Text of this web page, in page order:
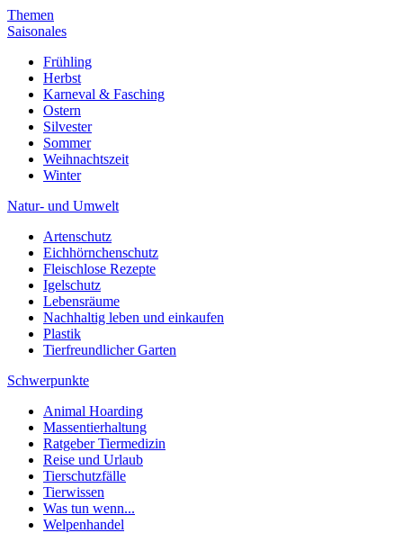
Themen
Saisonales
Frühling
Herbst
Karneval & Fasching
Ostern
Silvester
Sommer
Weihnachtszeit
Winter
Natur- und Umwelt
Artenschutz
Eichhörnchenschutz
Fleischlose Rezepte
Igelschutz
Lebensräume
Nachhaltig leben und einkaufen
Plastik
Tierfreundlicher Garten
Schwerpunkte
Animal Hoarding
Massentierhaltung
Ratgeber Tiermedizin
Reise und Urlaub
Tierschutzfälle
Tierwissen
Was tun wenn...
Welpenhandel